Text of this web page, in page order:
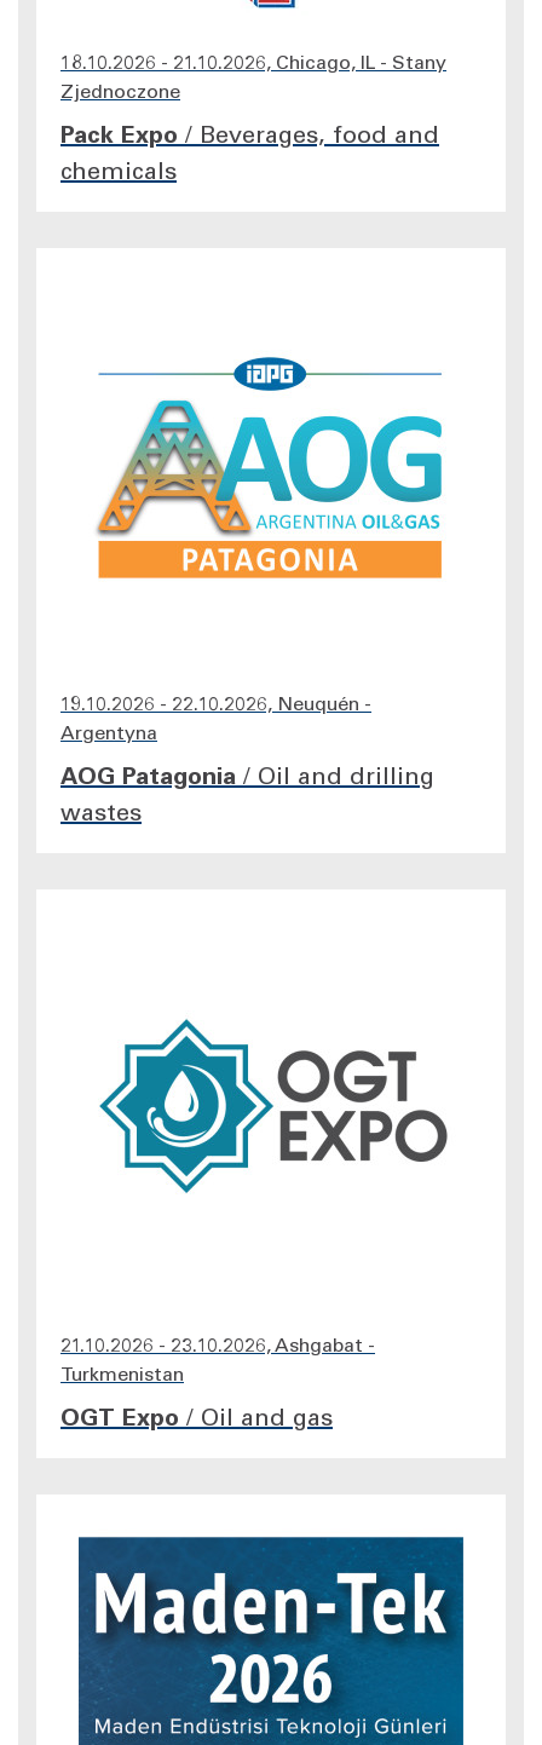
18.10.2026 - 21.10.2026, Chicago, IL - Stany
Zjednoczone
Pack Expo / Beverages, food and
chemicals
19.10.2026 - 22.10.2026, Neuquén -
Argentyna
AOG Patagonia / Oil and drilling
wastes
21.10.2026 - 23.10.2026, Ashgabat -
Turkmenistan
OGT Expo / Oil and gas